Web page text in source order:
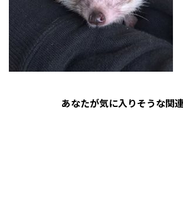
あなたが気に入りそうな関